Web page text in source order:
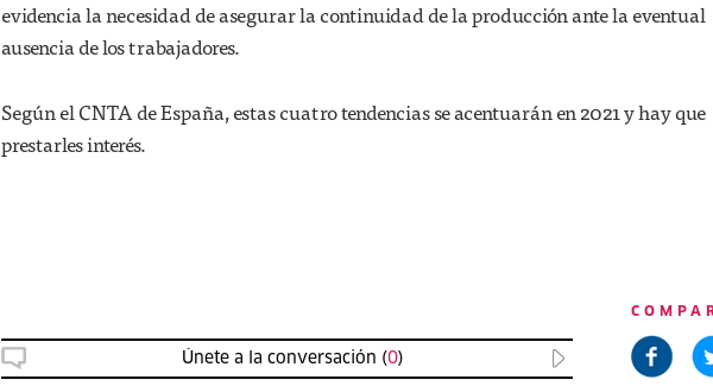
evidencia la necesidad de asegurar la continuidad de la producción ante la eventual
ausencia de los trabajadores.
Según el CNTA de España, estas cuatro tendencias se acentuarán en 2021 y hay que
prestarles interés.
Únete a la conversación (0)